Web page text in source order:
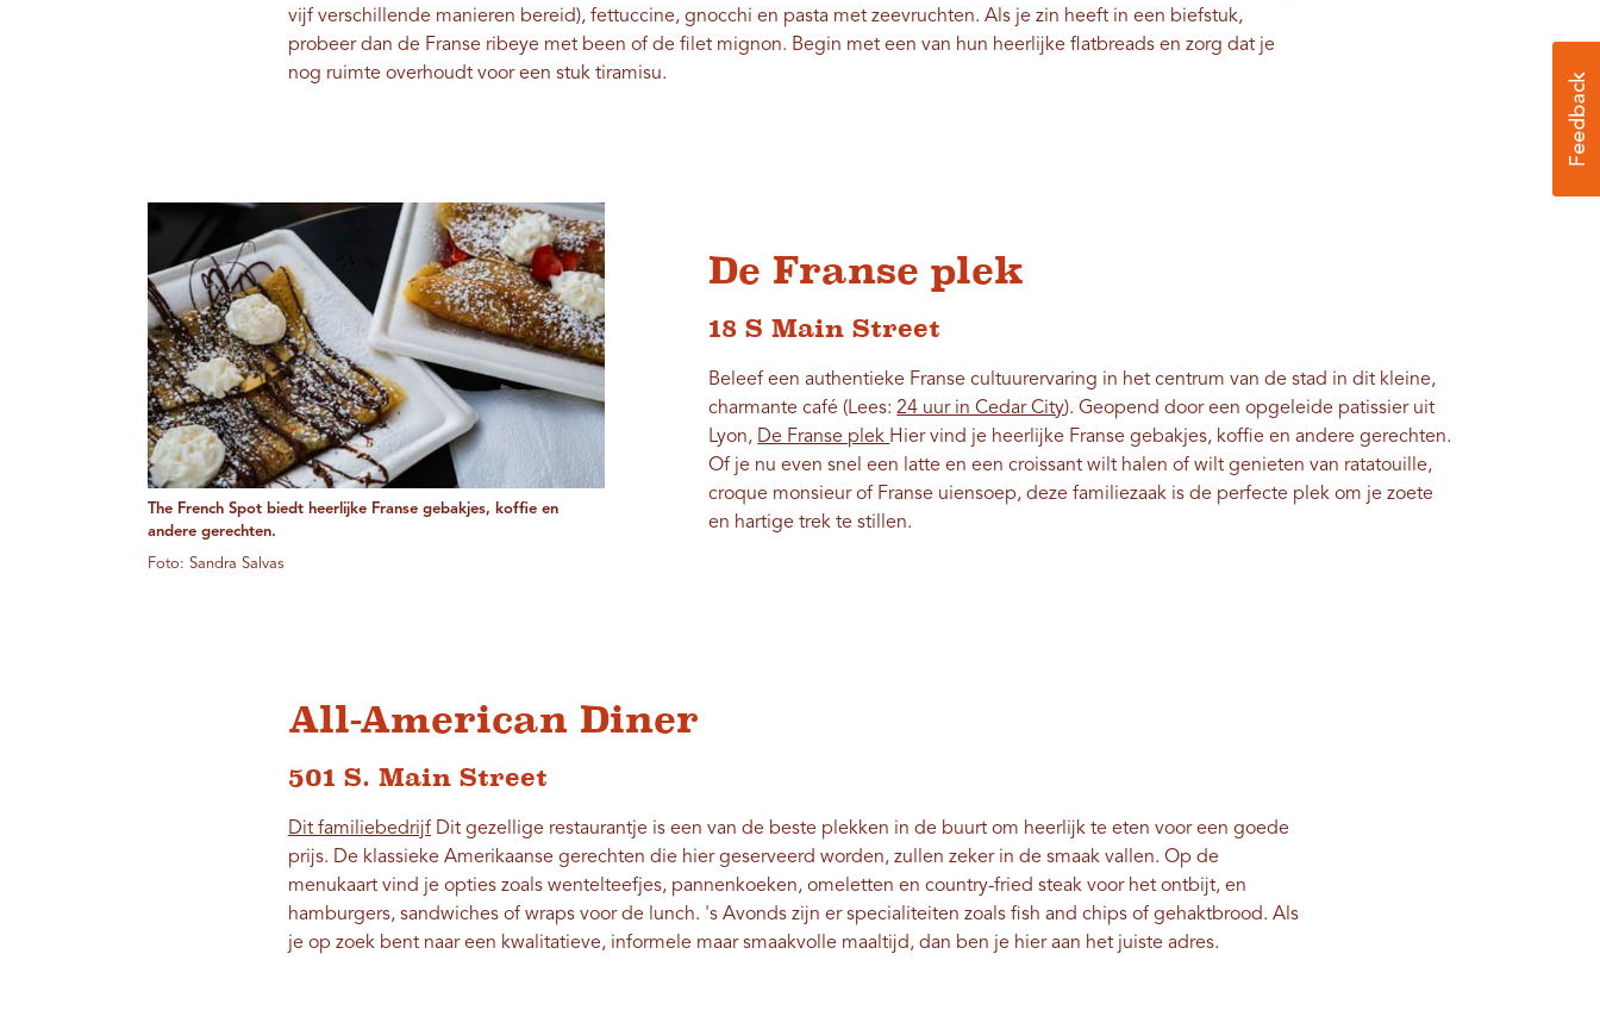
vijf verschillende manieren bereid), fettuccine, gnocchi en pasta met zeevruchten. Als je zin ​​heeft in een biefstuk,
probeer dan de Franse ribeye met been of de filet mignon. Begin met een van hun heerlijke flatbreads en zorg dat je
nog ruimte overhoudt voor een stuk tiramisu.
The French Spot biedt heerlijke Franse gebakjes, koffie en
andere gerechten.
Foto: Sandra Salvas
De Franse plek
18 S Main Street
Beleef een authentieke Franse cultuurervaring in het centrum van de stad in dit kleine,
charmante café (Lees:24 uur in Cedar City). Geopend door een opgeleide patissier uit
Lyon, De Franse plek Hier vind je heerlijke Franse gebakjes, koffie en andere gerechten.
Of je nu even snel een latte en een croissant wilt halen of wilt genieten van ratatouille,
croque monsieur of Franse uiensoep, deze familiezaak is de perfecte plek om je zoete
en hartige trek te stillen.
All-American Diner
501 S. Main Street
Dit familiebedrijfDit gezellige restaurantje is een van de beste plekken in de buurt om heerlijk te eten voor een goede
prijs. De klassieke Amerikaanse gerechten die hier geserveerd worden, zullen zeker in de smaak vallen. Op de
menukaart vind je opties zoals wentelteefjes, pannenkoeken, omeletten en country-fried steak voor het ontbijt, en
hamburgers, sandwiches of wraps voor de lunch. 's Avonds zijn er specialiteiten zoals fish and chips of gehaktbrood. Als
je op zoek bent naar een kwalitatieve, informele maar smaakvolle maaltijd, dan ben je hier aan het juiste adres.